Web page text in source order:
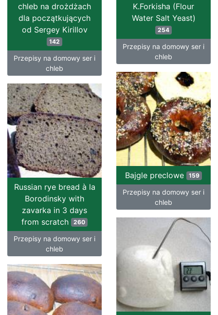
chleb na drożdżach
dla początkujących
od Sergey Kirillov
142
Przepisy na domowy ser i
chleb
K.Forkisha (Flour
Water Salt Yeast)
254
Przepisy na domowy ser i
chleb
Bajgle preclowe 159
Przepisy na domowy ser i
chleb
Russian rye bread à la
Borodinsky with
zavarka in 3 days
from scratch 260
Przepisy na domowy ser i
chleb